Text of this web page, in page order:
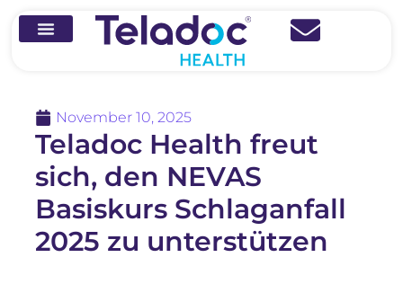
November 10, 2025
Teladoc Health freut
sich, den NEVAS
Basiskurs Schlaganfall
2025 zu unterstützen